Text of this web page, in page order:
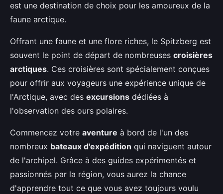
est une destination de choix pour les amoureux de la
faune arctique.
Offrant une faune et une flore riches, le Spitzberg est
souvent le point de départ de nombreuses croisières
arctiques. Ces croisières sont spécialement conçues
pour offrir aux voyageurs une expérience unique de
l'Arctique, avec des excursions dédiées à
l'observation des ours polaires.
Commencez votre aventure à bord de l'un des
nombreux bateaux d'expédition qui naviguent autour
de l'archipel. Grâce à des guides expérimentés et
passionnés par la région, vous aurez la chance
d'apprendre tout ce que vous avez toujours voulu